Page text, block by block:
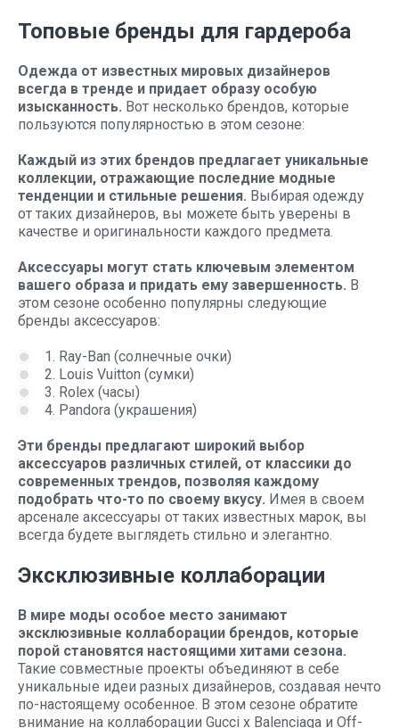
Топовые бренды для гардероба
Одежда от известных мировых дизайнеров
всегда в тренде и придает образу особую
изысканность. Вот несколько брендов, которые
пользуются популярностью в этом сезоне:
Каждый из этих брендов предлагает уникальные
коллекции, отражающие последние модные
тенденции и стильные решения. Выбирая одежду
от таких дизайнеров, вы можете быть уверены в
качестве и оригинальности каждого предмета.
Аксессуары могут стать ключевым элементом
вашего образа и придать ему завершенность. В
этом сезоне особенно популярны следующие
бренды аксессуаров:
1. Ray-Ban (солнечные очки)
2. Louis Vuitton (сумки)
3. Rolex (часы)
4. Pandora (украшения)
Эти бренды предлагают широкий выбор
аксессуаров различных стилей, от классики до
современных трендов, позволяя каждому
подобрать что-то по своему вкусу. Имея в своем
арсенале аксессуары от таких известных марок, вы
всегда будете выглядеть стильно и элегантно.
Эксклюзивные коллаборации
В мире моды особое место занимают
эксклюзивные коллаборации брендов, которые
порой становятся настоящими хитами сезона.
Такие совместные проекты объединяют в себе
уникальные идеи разных дизайнеров, создавая нечто
по-настоящему особенное. В этом сезоне обратите
внимание на коллаборации Gucci x Balenciaga и Off-